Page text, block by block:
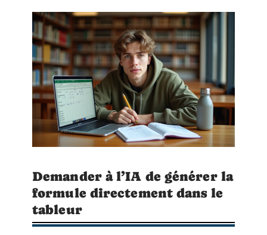
Demander à l’IA de générer la
formule directement dans le
tableur